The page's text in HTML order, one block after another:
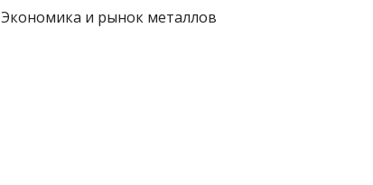
Экономика и рынок металлов